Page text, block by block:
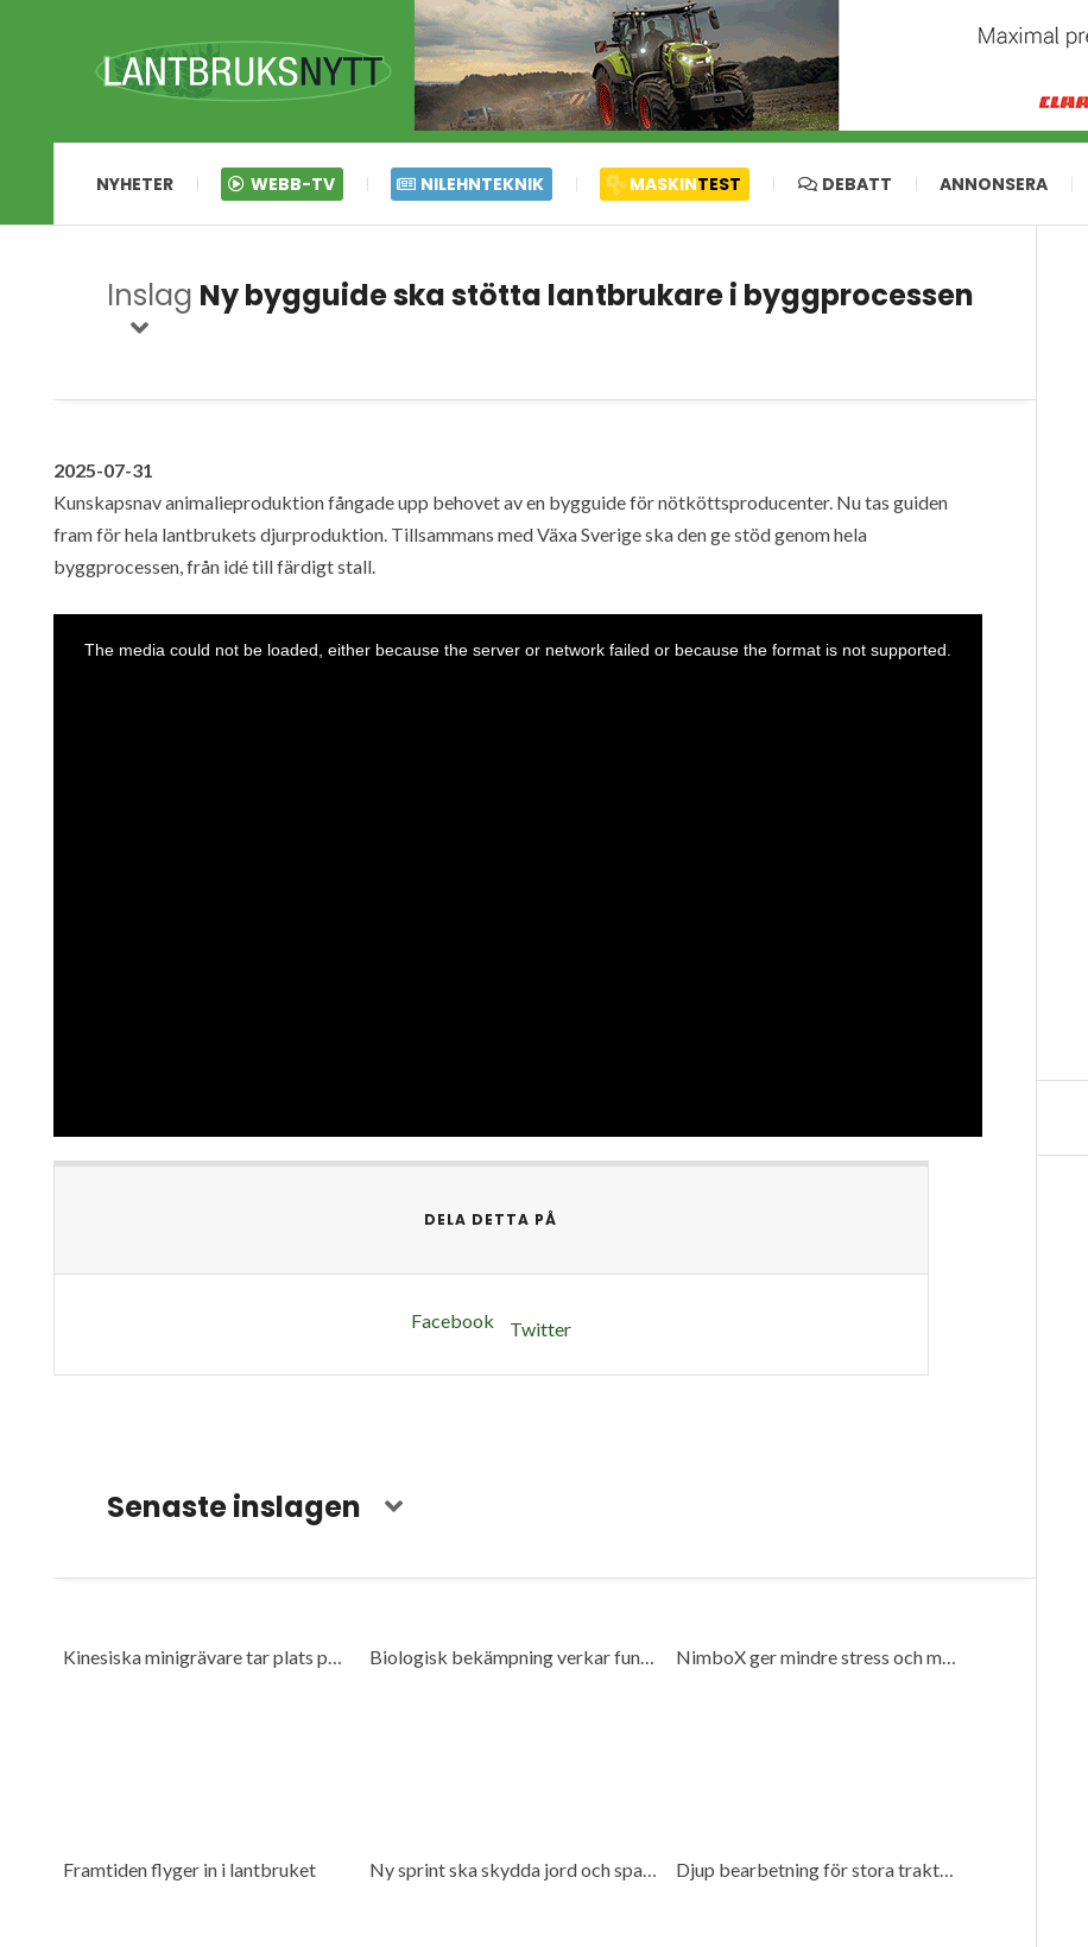
NYHETER WEBB-TV NILEHNTEKNIK MASKINTEST DEBATT ANNONSERA
Inslag Ny bygguide ska stötta lantbrukare i byggprocessen
2025-07-31
Kunskapsnav animalieproduktion fångade upp behovet av en bygguide för nötköttsproducenter. Nu tas guiden
fram för hela lantbrukets djurproduktion. Tillsammans med Växa Sverige ska den ge stöd genom hela
byggprocessen, från idé till färdigt stall.
DELA DETTA PÅ
Facebook Twitter
Senaste inslagen
Kinesiska minigrävare tar plats på marknaden Biologisk bekämpning verkar fungera NimboX ger mindre stress och mer frihet
Framtiden flyger in i lantbruket Ny sprint ska skydda jord och spara bränsle Djup bearbetning för stora traktorer